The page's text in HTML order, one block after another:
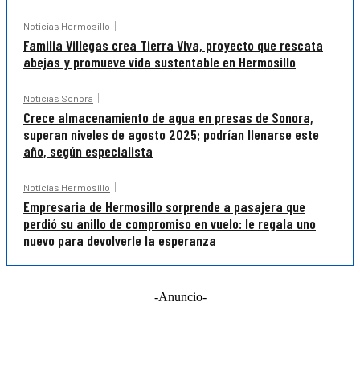
Noticias Hermosillo
Familia Villegas crea Tierra Viva, proyecto que rescata
abejas y promueve vida sustentable en Hermosillo
Noticias Sonora
Crece almacenamiento de agua en presas de Sonora,
superan niveles de agosto 2025; podrían llenarse este
año, según especialista
Noticias Hermosillo
Empresaria de Hermosillo sorprende a pasajera que
perdió su anillo de compromiso en vuelo: le regala uno
nuevo para devolverle la esperanza
-Anuncio-